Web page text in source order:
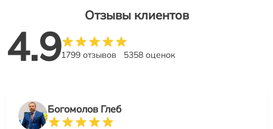
Отзывы клиентов
4.91799 отзывов 5358 оценок
Богомолов Глеб